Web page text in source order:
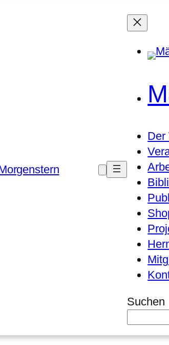
Der
Suchen